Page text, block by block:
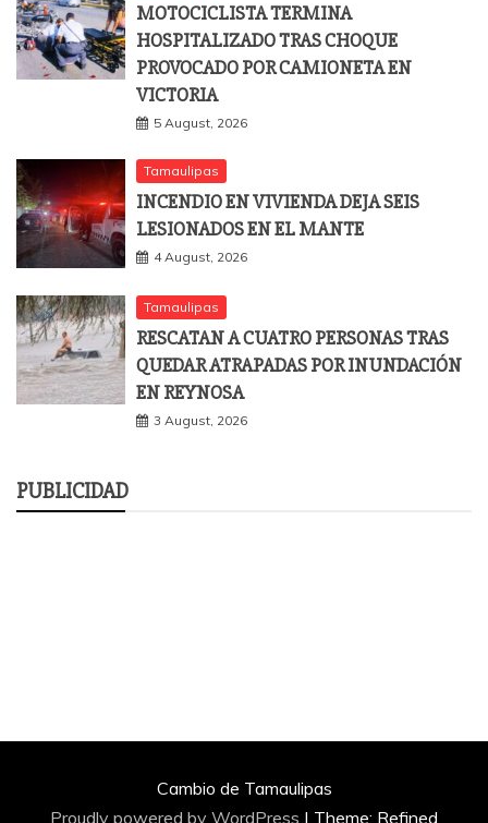
MOTOCICLISTA TERMINA
HOSPITALIZADO TRAS CHOQUE
PROVOCADO POR CAMIONETA EN
VICTORIA
5 August, 2026
Tamaulipas
INCENDIO EN VIVIENDA DEJA SEIS
LESIONADOS EN EL MANTE
4 August, 2026
Tamaulipas
RESCATAN A CUATRO PERSONAS TRAS
QUEDAR ATRAPADAS POR INUNDACIÓN
EN REYNOSA
3 August, 2026
PUBLICIDAD
Cambio de Tamaulipas
Proudly powered by WordPress | Theme: Refined